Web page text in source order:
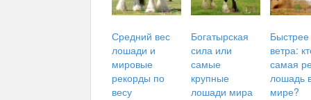
Средний вес
лошади и
мировые
рекорды по
весу
Богатырская
сила или
самые
крупные
лошади мира
Быстрее
ветра:
самая
лошадь
мире?